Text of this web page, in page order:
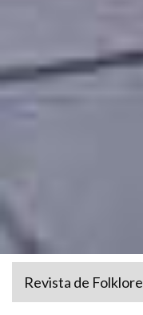
Revista de Folklore